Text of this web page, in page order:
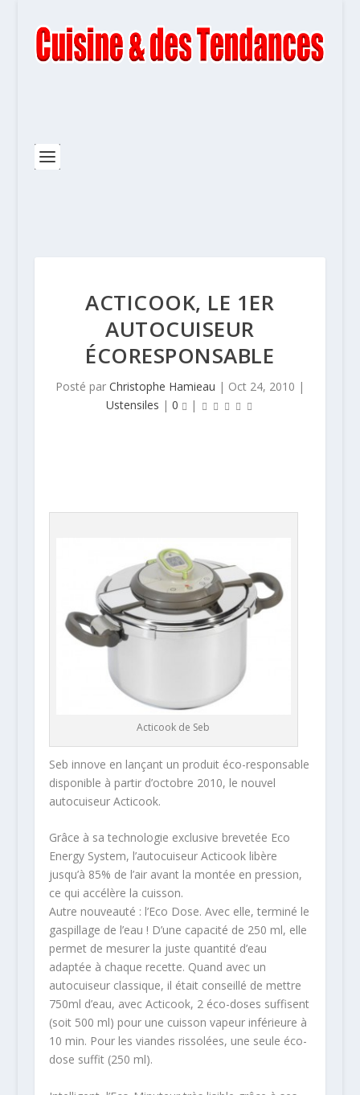
ACTICOOK, LE 1ER
AUTOCUISEUR
ÉCORESPONSABLE
Posté par Christophe Hamieau | Oct 24, 2010 |
Ustensiles |0 |
Acticook de Seb
Seb innove en lançant un produit éco-responsable
disponible à partir d’octobre 2010, le nouvel
autocuiseur Acticook.
Grâce à sa technologie exclusive brevetée Eco
Energy System, l’autocuiseur Acticook libère
jusqu’à 85% de l’air avant la montée en pression,
ce qui accélère la cuisson.
Autre nouveauté : l’Eco Dose. Avec elle, terminé le
gaspillage de l’eau ! D’une capacité de 250 ml, elle
permet de mesurer la juste quantité d’eau
adaptée à chaque recette. Quand avec un
autocuiseur classique, il était conseillé de mettre
750ml d’eau, avec Acticook, 2 éco-doses suffisent
(soit 500 ml) pour une cuisson vapeur inférieure à
10 min. Pour les viandes rissolées, une seule éco-
dose suffit (250 ml).